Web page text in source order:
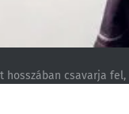
hosszában csavarja